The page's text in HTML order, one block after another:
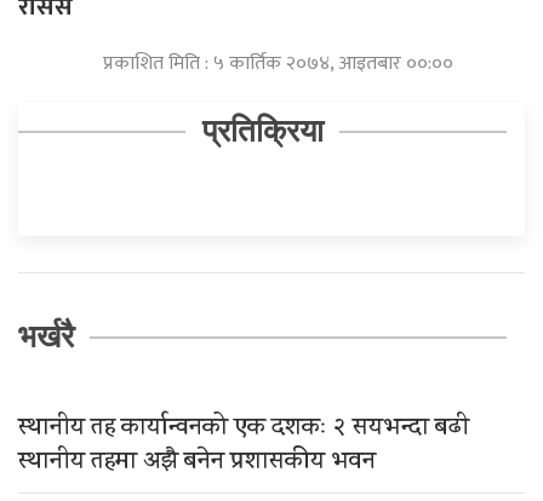
प्रकाशित मिति : ५ कार्तिक २०७४, आइतबार ००:००
प्रतिक्रिया
भर्खरै
स्थानीय तह कार्यान्वनको एक दशकः २ सयभन्दा बढी
स्थानीय तहमा अझै बनेन प्रशासकीय भवन